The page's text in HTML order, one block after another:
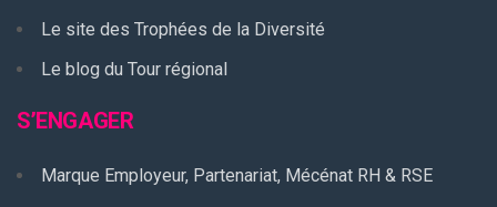
Le site des Trophées de la Diversité
Le blog du Tour régional
S’ENGAGER
Marque Employeur, Partenariat, Mécénat RH & RSE